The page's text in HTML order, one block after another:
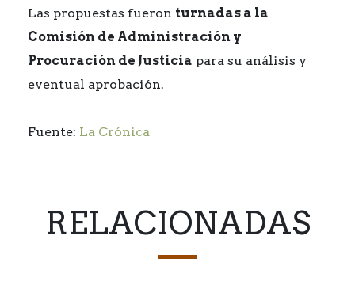
Las propuestas fueron turnadas a la
Comisión de Administración y
Procuración de Justicia para su análisis y
eventual aprobación.
Fuente: La Crónica
RELACIONADAS